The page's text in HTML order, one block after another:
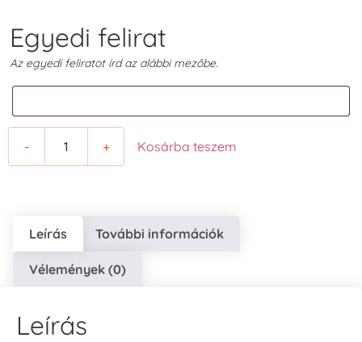
Egyedi felirat
Az egyedi feliratot írd az alábbi mezőbe.
- + Kosárba teszem
Leírás További információk
Vélemények (0)
Leírás